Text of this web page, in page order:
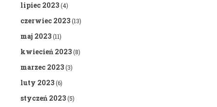
lipiec 2023(4)
czerwiec 2023(13)
maj 2023(11)
kwiecień 2023(8)
marzec 2023(3)
luty 2023(6)
styczeń 2023(5)